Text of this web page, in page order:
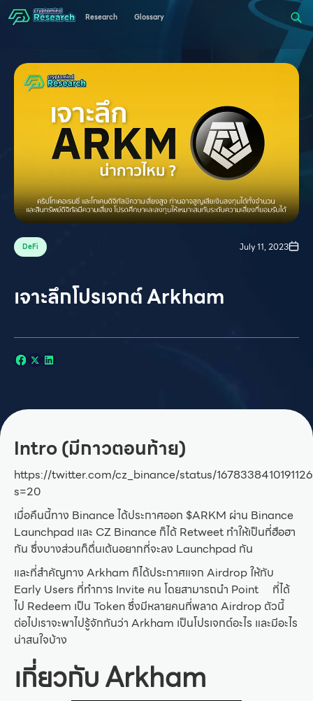
Research Glossary
DeFi July 11, 2023
เจาะลึกโปรเจกต์ Arkham
Intro (มีกาวตอนท้าย)
https://twitter.com/cz_binance/status/
s=20
เมื่อคืนนี้ทาง Binance ได้ประกาศออก $ARKM ผ่าน Binance
Launchpad และ CZ Binance ก็ได้ Retweet ทำให้เป็นที่ฮือฮา
กัน ซึ่งบางส่วนก็ตื่นเต้นอยากที่จะลง Launchpad กัน
และที่สำคัญทาง Arkham ก็ได้ประกาศแจก Airdrop ให้กับ
Early Users ที่ทำการ Invite คน โดยสามารถนำ Point ที่ได้
ไป Redeem เป็น Token ซึ่งมีหลายคนที่พลาด Airdrop ตัวนี้
ต่อไปเราจะพาไปรู้จักกันว่า Arkham เป็นโปรเจกต์อะไร และมีอะไร
น่าสนใจบ้าง
เกี่ยวกับ Arkham